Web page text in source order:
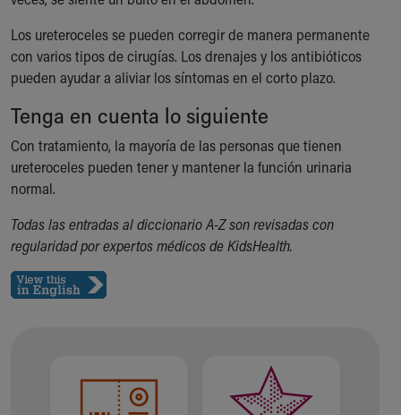
Our Culture of Caring
Newsroom
Our Leadership
Quality and Patient Safety
Women's Board
Our History
More childhood, please.™
Cincinnati Children's
MyChart Telehealth Visits
Directions
Doggie Brigade
During Your Visit
Gift Shop
Department of Public Safety
Los ureteroceles se pueden corregir de manera permanente
con varios tipos de cirugías. Los drenajes y los antibióticos
pueden ayudar a aliviar los síntomas en el corto plazo.
Tenga en cuenta lo siguiente
Con tratamiento, la mayoría de las personas que tienen
ureteroceles pueden tener y mantener la función urinaria
normal.
Todas las entradas al diccionario A-Z son revisadas con
regularidad por expertos médicos de KidsHealth.